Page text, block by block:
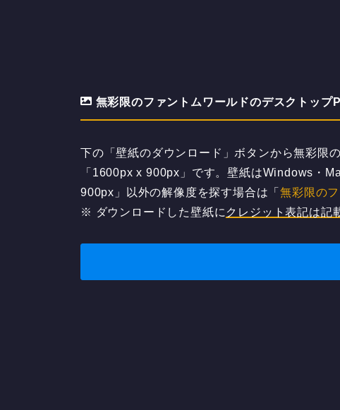
無彩限のファントムワールドのデスクトッ
下の「壁紙のダウンロード」ボタンから無彩限
「1600px x 900px」です。壁紙はWindows・
900px」以外の解像度を探す場合は「無彩限の
※ ダウンロードした壁紙に クレジット表記は記